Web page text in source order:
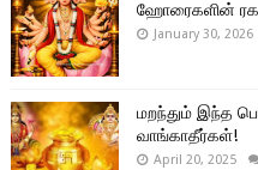
ஹோரைகளின்
January 30, 2026
மறந்தும் இந்த
வாங்காதீர்கள்!
April 20, 2025